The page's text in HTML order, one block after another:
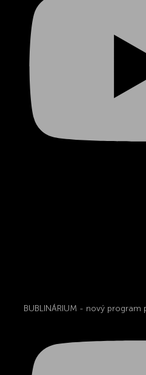
BUBLINÁRIUM - nový